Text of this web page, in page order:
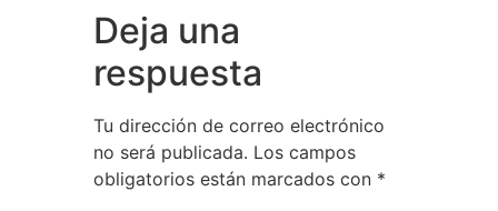
Deja una
respuesta
Tu dirección de correo electrónico
no será publicada. Los campos
obligatorios están marcados con *